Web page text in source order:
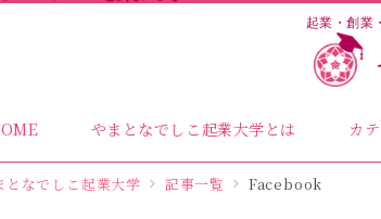
起業・創業
やまとなでしこ起業大学とは カ
なでしこ起業大学 記事一覧 Facebook